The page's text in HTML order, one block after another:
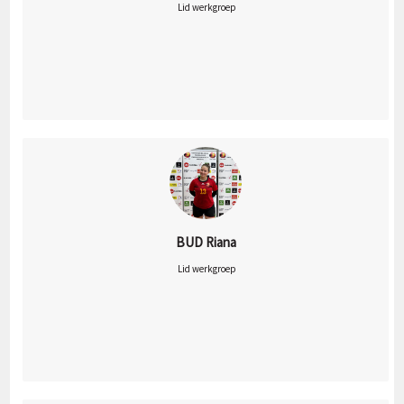
Lid werkgroep
BUD Riana
Lid werkgroep